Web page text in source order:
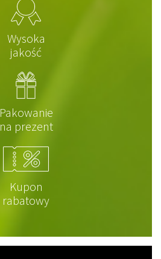
Wysoka
jakość
Pakowanie
na prezent
Kupon
rabatowy